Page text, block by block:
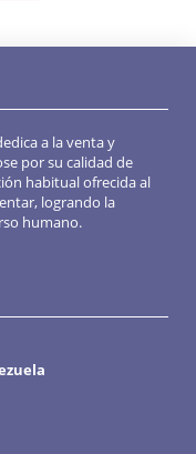
a la venta y
por su calidad de
habitual ofrecida al
logrando la
humano.